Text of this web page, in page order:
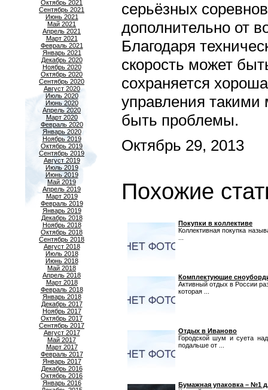
Октябрь 2021
Сентябрь 2021
Июнь 2021
Май 2021
Апрель 2021
Март 2021
Февраль 2021
Январь 2021
Декабрь 2020
Ноябрь 2020
Октябрь 2020
Сентябрь 2020
Август 2020
Июль 2020
Июнь 2020
Апрель 2020
Март 2020
Февраль 2020
Январь 2020
Ноябрь 2019
Октябрь 2019
Сентябрь 2019
Август 2019
Июль 2019
Июнь 2019
Май 2019
Апрель 2019
Март 2019
Февраль 2019
Январь 2019
Декабрь 2018
Ноябрь 2018
Октябрь 2018
Сентябрь 2018
Август 2018
Июль 2018
Июнь 2018
Май 2018
Апрель 2018
Март 2018
Февраль 2018
Январь 2018
Декабрь 2017
Ноябрь 2017
Октябрь 2017
Сентябрь 2017
Август 2017
Май 2017
Март 2017
Февраль 2017
Январь 2017
Декабрь 2016
Октябрь 2016
Январь 2016
серьёзных
дополнительно от
Благодаря
скорость может
сохраняется
управления
быть проблемы.
Октябрь 29, 2013
Похожие
Покупки в коллективе
Коллективная покупка
Комплектующие
Активный отдых в России
которая ...
Отдых в Иваново
Городской шум и суета
подальше от ...
Бумажная упаковка – №1